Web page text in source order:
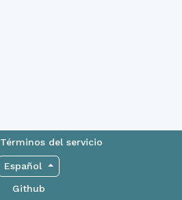
Términos del servicio
Español
Github